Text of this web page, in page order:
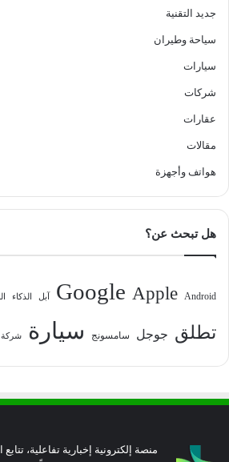
جديد التقنية
سياحة وطيران
سيارات
شركات
عقارات
مقالات
هواتف وأجهزة
هل تبحث عن؟
Android
Apple
Google آبل الذكاء
تطلق جوجل سامسونج سيارة شركة
منصة إلكترونية إخبارية تفاعلية،